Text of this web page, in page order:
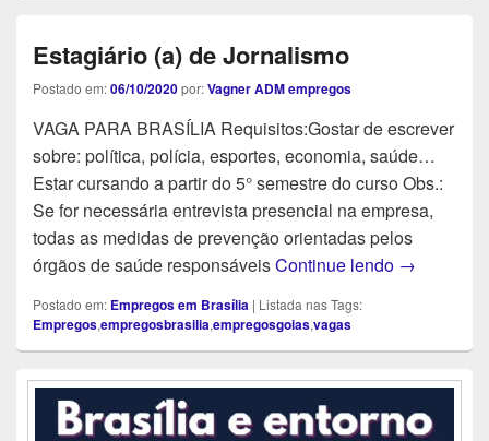
Estagiário (a) de Jornalismo
Postado em:06/10/2020por:Vagner ADM empregos
VAGA PARA BRASÍLIA Requisitos:Gostar de escrever
sobre: política, polícia, esportes, economia, saúde…
Estar cursando a partir do 5° semestre do curso Obs.:
Se for necessária entrevista presencial na empresa,
todas as medidas de prevenção orientadas pelos
órgãos de saúde responsáveisContinue lendo Estagiário
→
Postado em: Empregos em Brasília | Listada nas Tags:
Empregos,empregosbrasilia,empregosgoias,vagas
Área